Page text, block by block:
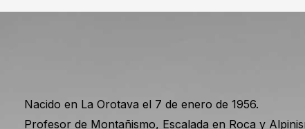
Nacido en La Orotava el 7 de enero de 1956.
Profesor de Montañismo, Escalada en Roca y